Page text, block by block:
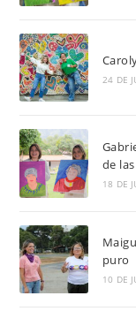
24 DE
de
18 DE
puro
10 DE